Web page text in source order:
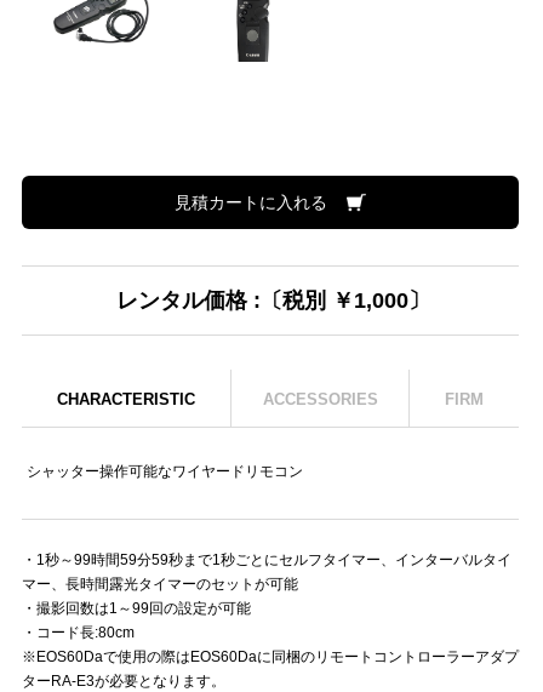
見積カートに入れる
レンタル価格 :〔税別 ￥1,000〕
CHARACTERISTIC ACCESSORIES FIRM
シャッター操作可能なワイヤードリモコン
・1秒～99時間59分59秒まで1秒ごとにセルフタイマー、インターバルタイ
マー、長時間露光タイマーのセットが可能
・撮影回数は1～99回の設定が可能
・コード長:80cm
※EOS60Daで使用の際はEOS60Daに同梱のリモートコントローラーアダプ
ターRA-E3が必要となります。